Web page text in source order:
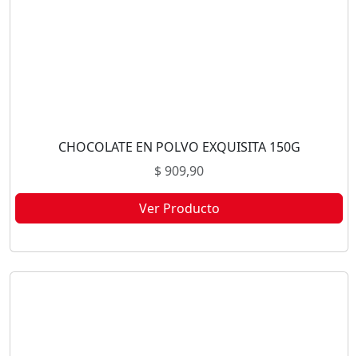
CHOCOLATE EN POLVO EXQUISITA 150G
$909,90
Ver Producto